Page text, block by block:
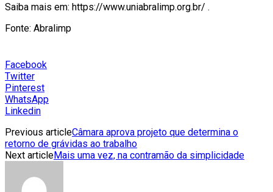
Saiba mais em: https://www.uniabralimp.org.br/ .
Fonte: Abralimp
Facebook
Twitter
Pinterest
WhatsApp
Linkedin
Previous articleCâmara aprova projeto que determina o
retorno de grávidas ao trabalho
Next articleMais uma vez, na contramão da simplicidade